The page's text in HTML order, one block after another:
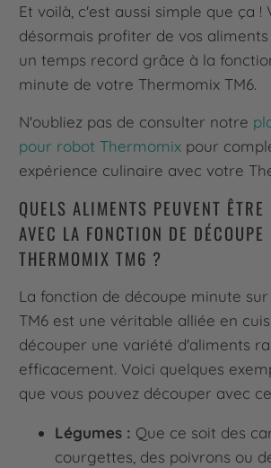
Et voilà, c'est aussi simple que ça !
désormais profiter de vos
un temps record grâce à la
minute de votre Thermomix TM6.
N'oubliez pas de consulter notre
pour robot Thermomix pour
expérience culinaire avec votre
QUELS ALIMENTS PEUVENT ÊTRE
AVEC LA FONCTION DE
THERMOMIX TM6 ?
La fonction de découpe minute
TM6 est une véritable alliée en
découper une variété d'aliments
efficacement. Voici quelques
que vous pouvez découper avec
Légumes : Que ce soit des
courgettes, des poivrons ou